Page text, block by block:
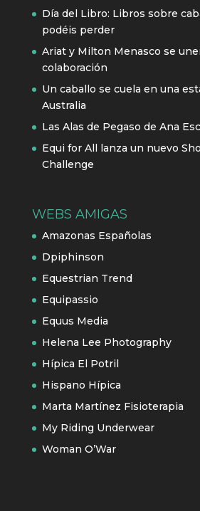
Día del Libro: Libros sobre
podéis perder
Ariat y Milton Menasco se
colaboración
Un caballo se cuela en una
Australia
Las Alas de Pegaso de Ana
Equi for All lanza un nuevo
Challenge
WEBS AMIGAS
Amazonas Españolas
Dpiphinson
Equestrian Trend
Equipassio
Equus Media
Helena Lee Photography
Hípica El Potril
Hispano Hípica
Marta Martínez Fisioterapia
My Riding Underwear
Woman O’War